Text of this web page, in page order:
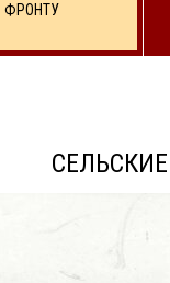
ФРОНТУ